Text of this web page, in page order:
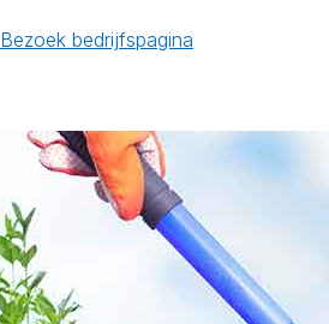
Bezoek bedrijfspagina